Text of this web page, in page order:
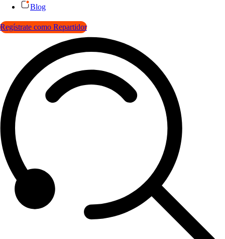
Blog
Regístrate como Repartidor